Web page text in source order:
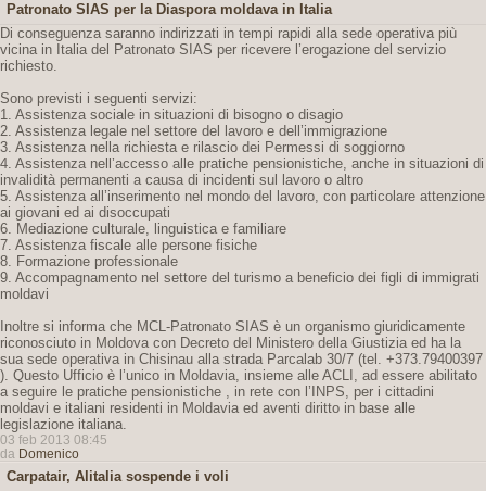
Patronato SIAS per la Diaspora moldava in Italia
Di conseguenza saranno indirizzati in tempi rapidi alla sede operativa più
vicina in Italia del Patronato SIAS per ricevere l’erogazione del servizio
richiesto.
Sono previsti i seguenti servizi:
1. Assistenza sociale in situazioni di bisogno o disagio
2. Assistenza legale nel settore del lavoro e dell’immigrazione
3. Assistenza nella richiesta e rilascio dei Permessi di soggiorno
4. Assistenza nell’accesso alle pratiche pensionistiche, anche in situazioni di
invalidità permanenti a causa di incidenti sul lavoro o altro
5. Assistenza all’inserimento nel mondo del lavoro, con particolare attenzione
ai giovani ed ai disoccupati
6. Mediazione culturale, linguistica e familiare
7. Assistenza fiscale alle persone fisiche
8. Formazione professionale
9. Accompagnamento nel settore del turismo a beneficio dei figli di immigrati
moldavi
Inoltre si informa che MCL-Patronato SIAS è un organismo giuridicamente
riconosciuto in Moldova con Decreto del Ministero della Giustizia ed ha la
sua sede operativa in Chisinau alla strada Parcalab 30/7 (tel. +373.79400397
). Questo Ufficio è l’unico in Moldavia, insieme alle ACLI, ad essere abilitato
a seguire le pratiche pensionistiche , in rete con l’INPS, per i cittadini
moldavi e italiani residenti in Moldavia ed aventi diritto in base alle
legislazione italiana.
03 feb 2013 08:45
da Domenico
Carpatair, Alitalia sospende i voli